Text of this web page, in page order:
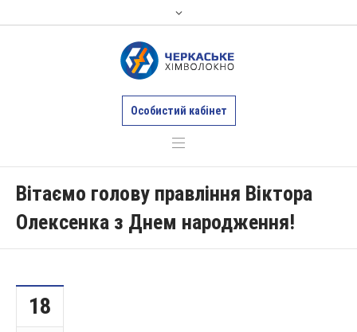
Особистий кабінет
Вітаємо голову правління Віктора
Олексенка з Днем народження!
18